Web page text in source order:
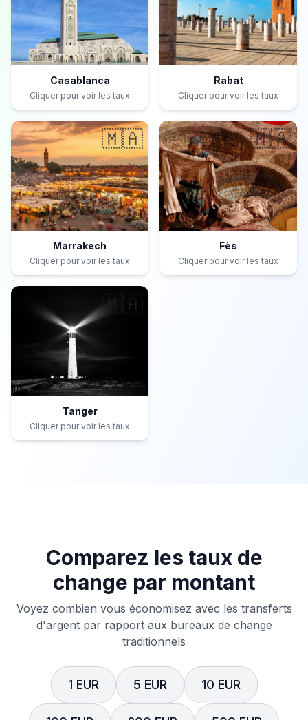
Casablanca
Cliquer pour voir les taux
Rabat
Cliquer pour voir les taux
🇲🇦
Marrakech
Cliquer pour voir les taux
🇲🇦
Fès
Cliquer pour voir les taux
🇲🇦
Tanger
Cliquer pour voir les taux
Comparez les taux de
change par montant
Voyez combien vous économisez avec les transferts
d'argent par rapport aux bureaux de change
traditionnels
1 EUR 5 EUR 10 EUR